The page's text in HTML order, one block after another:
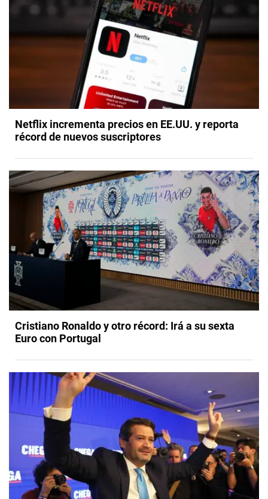
Netflix incrementa precios en EE.UU. y reporta
récord de nuevos suscriptores
Cristiano Ronaldo y otro récord: Irá a su sexta
Euro con Portugal